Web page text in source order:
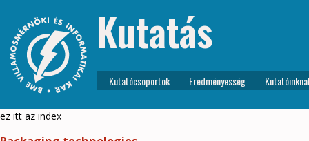
Kutatás
Kutatócsoportok Eredményesség
ez itt az index